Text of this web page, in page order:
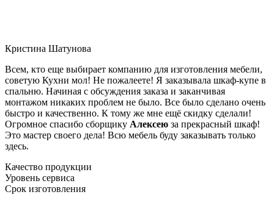
Кристина Шатунова
Всем, кто еще выбирает компанию для изготовления мебели,
советую Кухни мол! Не пожалеете! Я заказывала шкаф-купе в
спальню. Начиная с обсуждения заказа и заканчивая
монтажом никаких проблем не было. Все было сделано очень
быстро и качественно. К тому же мне ещё скидку сделали!
Огромное спасибо сборщику Алексею за прекрасный шкаф!
Это мастер своего дела! Всю мебель буду заказывать только
здесь.
Качество продукции
Уровень сервиса
Срок изготовления